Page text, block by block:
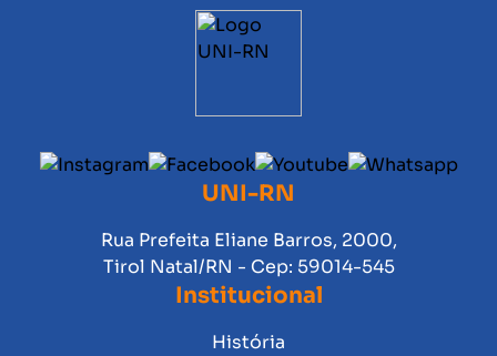
UNI-RN
Rua Prefeita Eliane Barros, 2000,
Tirol Natal/RN - Cep: 59014-545
Institucional
História